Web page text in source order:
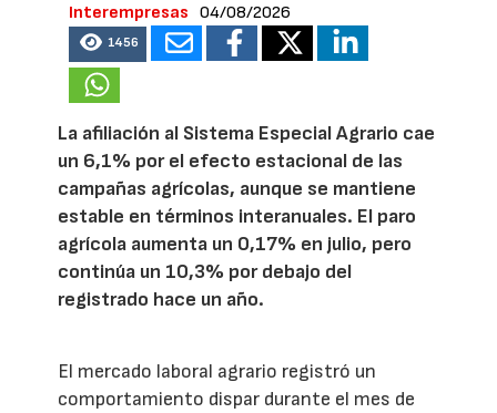
Interempresas
04/08/2026
1456
La afiliación al Sistema Especial Agrario cae
un 6,1% por el efecto estacional de las
campañas agrícolas, aunque se mantiene
estable en términos interanuales. El paro
agrícola aumenta un 0,17% en julio, pero
continúa un 10,3% por debajo del
registrado hace un año.
El mercado laboral agrario registró un
comportamiento dispar durante el mes de